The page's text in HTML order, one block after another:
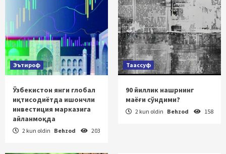
Эътироф
Ўзбекистон янги глобал
иқтисодиётда ишончли
инвестиция марказига
айланмоқда
2 kun oldin Behzod 203
Таассуф
90 йиллик нашрнинг
маёғи сўндими?
2 kun oldin Behzod 158